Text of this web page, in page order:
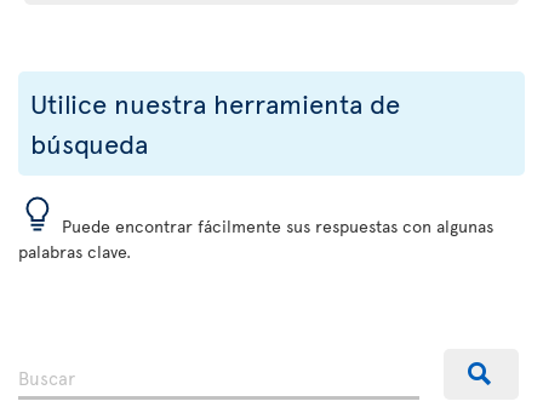
Utilice nuestra herramienta de
búsqueda
Puede encontrar fácilmente sus respuestas con algunas
palabras clave.